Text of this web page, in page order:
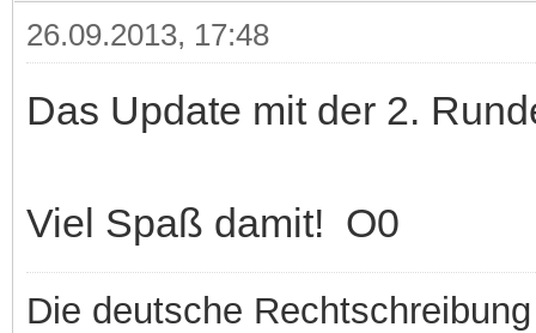
26.09.2013, 17:48
Das Update mit der 2.
Viel Spaß damit! O0
Die deutsche